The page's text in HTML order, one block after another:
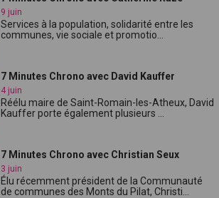
9 juin
Services à la population, solidarité entre les
communes, vie sociale et promotio...
7 Minutes Chrono avec David Kauffer
4 juin
Réélu maire de Saint-Romain-les-Atheux, David
Kauffer porte également plusieurs ...
7 Minutes Chrono avec Christian Seux
3 juin
Élu récemment président de la Communauté
de communes des Monts du Pilat, Christi...